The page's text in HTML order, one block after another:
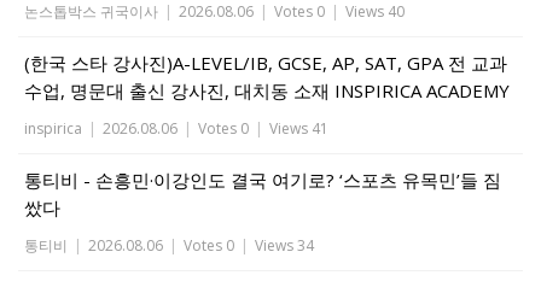
논스톱박스 귀국이사 | 2026.08.06 | Votes 0 | Views 40
(한국 스타 강사진)A-LEVEL/IB, GCSE, AP, SAT, GPA 전 교과
수업, 명문대 출신 강사진, 대치동 소재 INSPIRICA ACADEMY
inspirica | 2026.08.06 | Votes 0 | Views 41
통티비 - 손흥민·이강인도 결국 여기로? ‘스포츠 유목민’들 짐
쌌다
통티비 | 2026.08.06 | Votes 0 | Views 34